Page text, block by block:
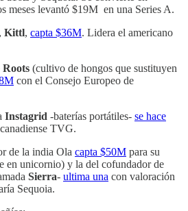
meses levantó $19M en una Series A.
Kittl, capta $36M. Lidera el americano
(cultivo de hongos que sustituyen
con el Consejo Europeo de
Instagrid -baterías portátiles- se hace
TVG.
de la india Ola capta $50M para su
en unicornio) y la del cofundador de
Sierra- ultima una con valoración
Sequoia.